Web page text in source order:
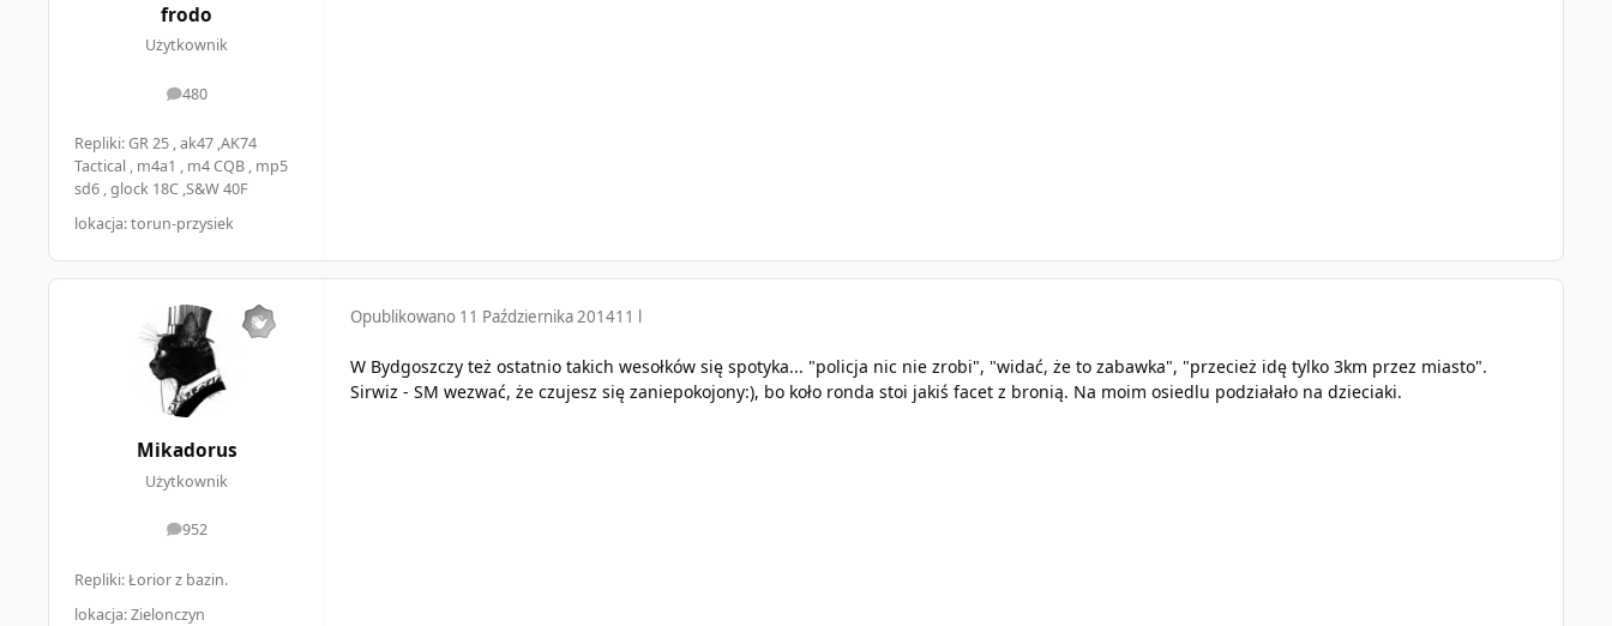
frodo
Użytkownik
480
odpowiedzi
Repliki: GR 25 , ak47 ,AK74
Tactical , m4a1 , m4 CQB , mp5
sd6 , glock 18C ,S&W 40F
lokacja: torun-przysiek
Mikadorus
Użytkownik
952
odpowiedzi
Repliki: Łorior z bazin.
lokacja: Zielonczyn
Opublikowano 11 Października 201411 l
W Bydgoszczy też ostatnio takich wesołków się spotyka... "policja nic nie zrobi", "widać, że to zabawka", "przecież idę tylko 3km przez miasto".
Sirwiz - SM wezwać, że czujesz się zaniepokojony:), bo koło ronda stoi jakiś facet z bronią. Na moim osiedlu podziałało na dzieciaki.